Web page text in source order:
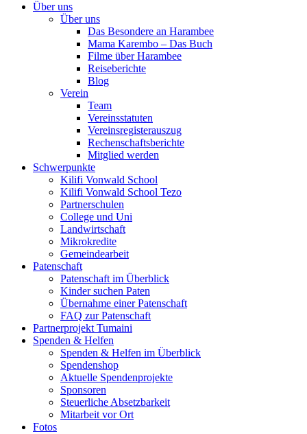
Über uns
Über uns
Das Besondere an Harambee
Mama Karembo – Das Buch
Filme über Harambee
Reiseberichte
Blog
Verein
Team
Vereinsstatuten
Vereinsregisterauszug
Rechenschaftsberichte
Mitglied werden
Schwerpunkte
Kilifi Vonwald School
Kilifi Vonwald School Tezo
Partnerschulen
College und Uni
Landwirtschaft
Mikrokredite
Gemeindearbeit
Patenschaft
Patenschaft im Überblick
Kinder suchen Paten
Übernahme einer Patenschaft
FAQ zur Patenschaft
Partnerprojekt Tumaini
Spenden & Helfen
Spenden & Helfen im Überblick
Spendenshop
Aktuelle Spendenprojekte
Sponsoren
Steuerliche Absetzbarkeit
Mitarbeit vor Ort
Fotos